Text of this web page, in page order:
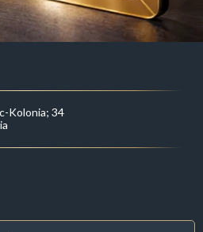
Kolonia; 34